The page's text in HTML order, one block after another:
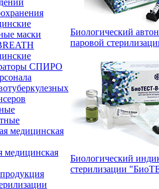
маски
СПИРО
медицинская
медицинская
Биологический
паровой
Биологический
стерилизации